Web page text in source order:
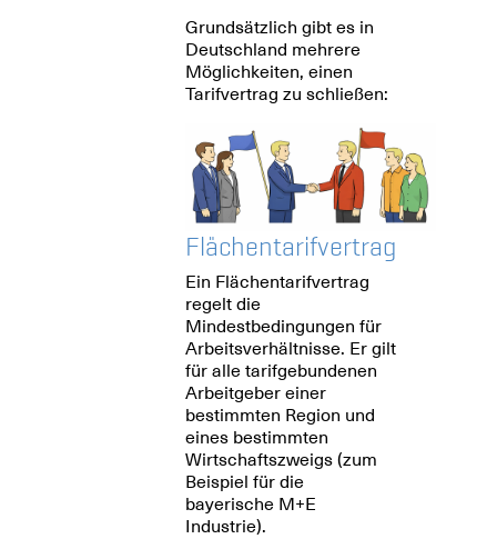
Grundsätzlich gibt es in
Deutschland mehrere
Möglichkeiten, einen
Tarifvertrag zu schließen:
Flächentarifvertrag
Ein Flächentarifvertrag
regelt die
Mindestbedingungen für
Arbeitsverhältnisse. Er gilt
für alle tarifgebundenen
Arbeitgeber einer
bestimmten Region und
eines bestimmten
Wirtschaftszweigs (zum
Beispiel für die
bayerische M+E
Industrie).